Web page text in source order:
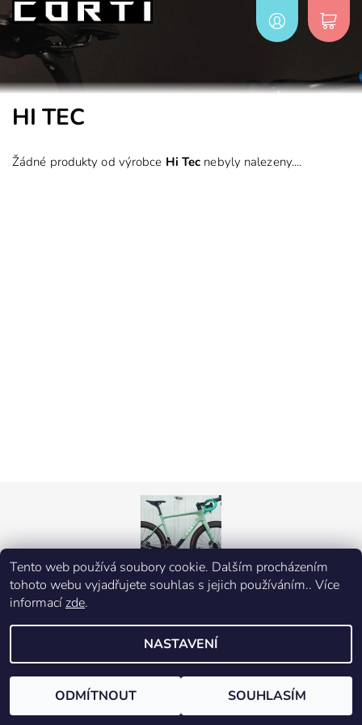
HI TEC
Žádné produkty od výrobce Hi Tec nebyly nalezeny....
2026 © Corti, všechna práva vyhrazena
Vytvořil Shoptet
Tento web používá soubory cookie. Dalším procházením
tohoto webu vyjadřujete souhlas s jejich používáním.. Více
informací zde.
NASTAVENÍ
ODMÍTNOUT SOUHLASÍM